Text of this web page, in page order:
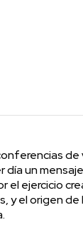
de
día un
el ejercicio
y el origen